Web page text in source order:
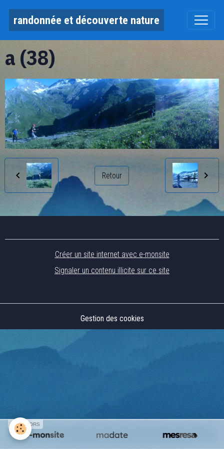
randonnée et découverte nature
a (38)
Retour
Créer un site internet avec e-monsite
Signaler un contenu illicite sur ce site
Gestion des cookies
SPONSORS